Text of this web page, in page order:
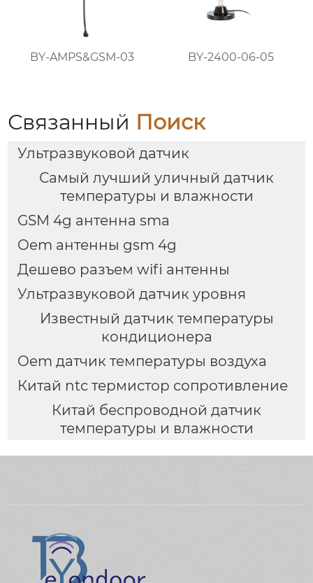
BY-AMPS&GSM-03 BY-2400-06-05
Связанный Поиск
Ультразвуковой датчик
Самый лучший уличный датчик
температуры и влажности
GSM 4g антенна sma
Oem антенны gsm 4g
Дешево разъем wifi антенны
Ультразвуковой датчик уровня
Известный датчик температуры
кондиционера
Oem датчик температуры воздуха
Китай ntc термистор сопротивление
Китай беспроводной датчик
температуры и влажности